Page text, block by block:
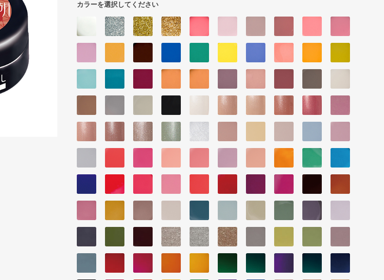
カラーを選択してください